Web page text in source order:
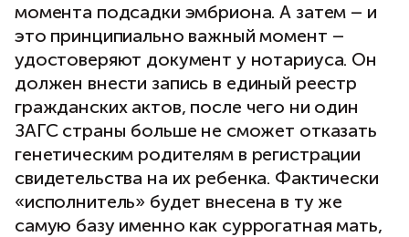
момента подсадки эмбриона. А затем – и
это принципиально важный момент –
удостоверяют документ у нотариуса. Он
должен внести запись в единый реестр
гражданских актов, после чего ни один
ЗАГС страны больше не сможет отказать
генетическим родителям в регистрации
свидетельства на их ребенка. Фактически
«исполнитель» будет внесена в ту же
самую базу именно как суррогатная мать,